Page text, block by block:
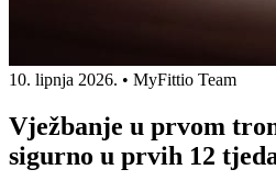
10. lipnja 2026. • MyFittio Team
Vježbanje u prvom
sigurno u prvih 12